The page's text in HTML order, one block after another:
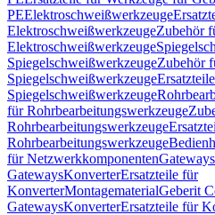
PEElektroschweißwerkzeuge
ElektroschweißwerkzeugeZubehör
Elektroschweißwerkzeuge
SpiegelschweißwerkzeugeZubehör
Spiegelschweißwerkzeuge
Spiegelschweißwerkzeuge
für Rohrbearbeitungswerkzeuge
Rohrbearbeitungswerkzeuge
Rohrbearbeitungswerkzeuge
für NetzwerkkomponentenGateways
GatewaysKonverterErsatzteile für
KonverterMontagematerialGeberit
GatewaysKonverterErsatzteile für